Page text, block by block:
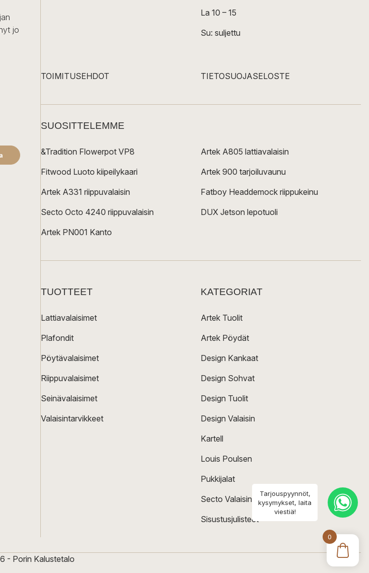
0
jo
La 10 – 15
Su: suljettu
TOIMITUSEHDOT TIETOSUOJASELOSTE
SUOSITTELEMME
&Tradition Flowerpot VP8
Fitwood Luoto kiipeilykaari
Artek A331 riippuvalaisin
Secto Octo 4240 riippuvalaisin
Artek PN001 Kanto
Artek A805 lattiavalaisin
Artek 900 tarjoiluvaunu
Fatboy Headdemock riippukeinu
DUX Jetson lepotuoli
TUOTTEET
Lattiavalaisimet
Plafondit
Pöytävalaisimet
Riippuvalaisimet
Seinävalaisimet
Valaisintarvikkeet
KATEGORIAT
Artek Tuolit
Artek Pöydät
Design Kankaat
Design Sohvat
Design Tuolit
Design Valaisin
Kartell
Louis Poulsen
Pukkijalat
Secto Valaisin
Sisustusjulisteet
- Porin Kalustetalo
Tarjouspyynnöt,
kysymykset, laita
viestiä!